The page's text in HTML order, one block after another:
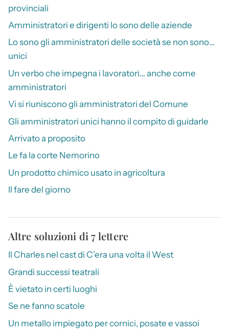
provinciali
Amministratori e dirigenti lo sono delle aziende
Lo sono gli amministratori delle società se non sono…
unici
Un verbo che impegna i lavoratori… anche come
amministratori
Vi si riuniscono gli amministratori del Comune
Gli amministratori unici hanno il compito di guidarle
Arrivato a proposito
Le fa la corte Nemorino
Un prodotto chimico usato in agricoltura
Il fare del giorno
Altre soluzioni di 7 lettere
Il Charles nel cast di C’era una volta il West
Grandi successi teatrali
È vietato in certi luoghi
Se ne fanno scatole
Un metallo impiegato per cornici, posate e vassoi